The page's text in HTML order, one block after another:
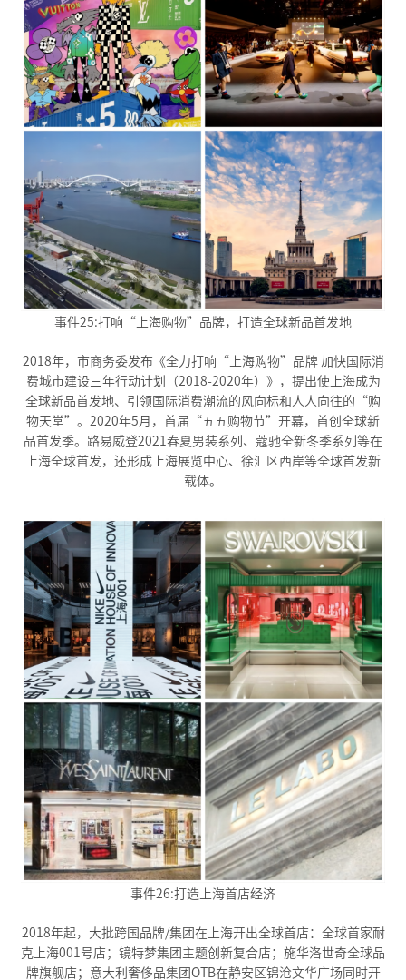
事件25:打响“上海购物”品牌，打造全球新品首发地
2018年，市商务委发布《全力打响“上海购物”品牌 加快国际消
费城市建设三年行动计划（2018-2020年）》，提出使上海成为
全球新品首发地、引领国际消费潮流的风向标和人人向往的“购
物天堂”。2020年5月，首届“五五购物节”开幕，首创全球新
品首发季。路易威登2021春夏男装系列、蔻驰全新冬季系列等在
上海全球首发，还形成上海展览中心、徐汇区西岸等全球首发新
载体。
事件26:打造上海首店经济
2018年起，大批跨国品牌/集团在上海开出全球首店：全球首家耐
克上海001号店；镜特梦集团主题创新复合店；施华洛世奇全球品
牌旗舰店；意大利奢侈品集团OTB在静安区锦沧文华广场同时开